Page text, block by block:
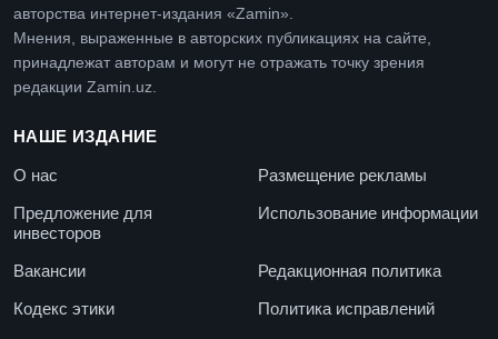
авторства интернет-издания «Zamin».
Мнения, выраженные в авторских публикациях на сайте,
принадлежат авторам и могут не отражать точку зрения
редакции Zamin.uz.
НАШЕ ИЗДАНИЕ
О нас
Размещение рекламы
Предложение для
инвесторов
Использование информации
Вакансии
Редакционная политика
Кодекс этики
Политика исправлений